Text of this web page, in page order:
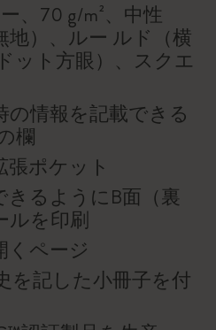
、70 g/m²、中性
地）、ルー ルド（横
ット方眼）、スクエ
の情報を記載できる
欄
ポケット
きるようにB面（裏
ルを印刷
くページ
を記した小冊子を付